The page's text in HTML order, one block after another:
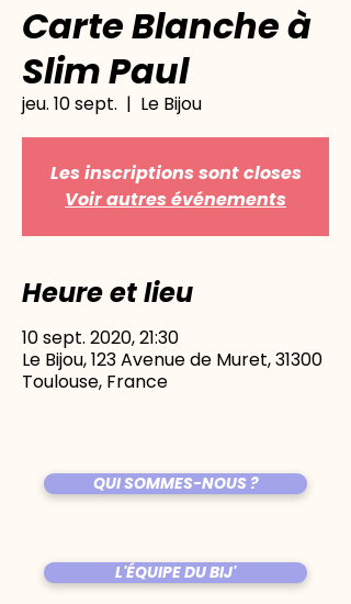
Carte Blanche à
Slim Paul
jeu. 10 sept.
  |
Le Bijou
Les inscriptions sont closes
Voir autres événements
Heure et lieu
10 sept. 2020, 21:30
Le Bijou, 123 Avenue de Muret, 31300
Toulouse, France
QUI SOMMES-NOUS ?
L'ÉQUIPE DU BIJ'